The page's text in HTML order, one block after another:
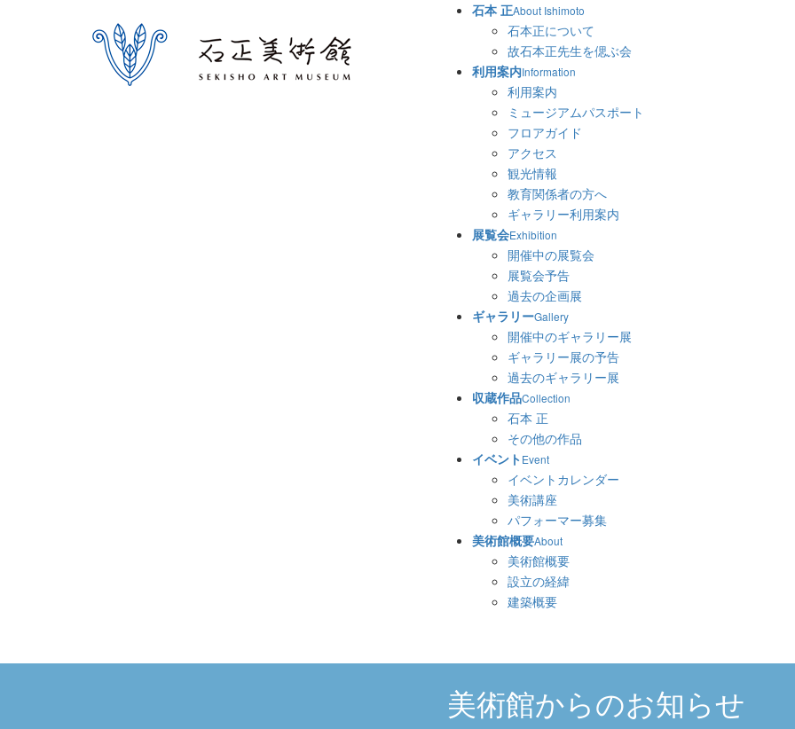
石本 正About Ishimoto
石本正について
故石本正先生を偲ぶ会
利用案内Information
利用案内
ミュージアムパスポート
フロアガイド
アクセス
観光情報
教育関係者の方へ
ギャラリー利用案内
展覧会Exhibition
開催中の展覧会
展覧会予告
過去の企画展
ギャラリーGallery
開催中のギャラリー展
ギャラリー展の予告
過去のギャラリー展
収蔵作品Collection
石本 正
その他の作品
イベントEvent
イベントカレンダー
美術講座
パフォーマー募集
美術館概要About
美術館概要
設立の経緯
建築概要
美術館からのお知らせ